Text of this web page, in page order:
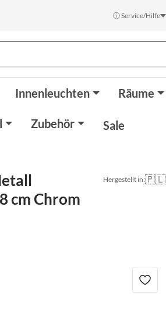
ⓘ Service/Hilfe
Innenleuchten Räume
Zubehör Sale
cm Chrom
Hergestellt in:🇵🇱